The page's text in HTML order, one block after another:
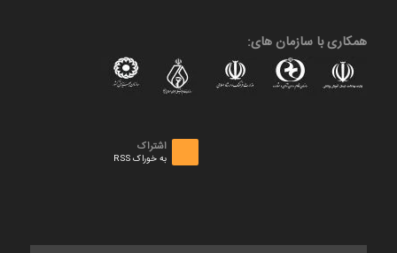
همکاری با سازمان های:
اشتراک
به خوراک RSS